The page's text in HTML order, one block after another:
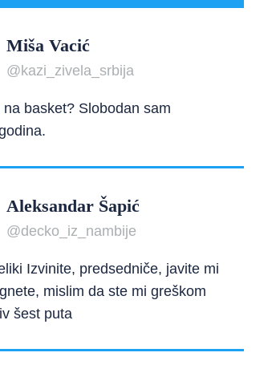
Miša Vacić
@kazi_zivela_srbija
basket? Slobodan sam
Aleksandar Šapić
@decko_iz_nambije
Izvinite, predsedniče, javite mi
mislim da ste mi greškom
šest puta